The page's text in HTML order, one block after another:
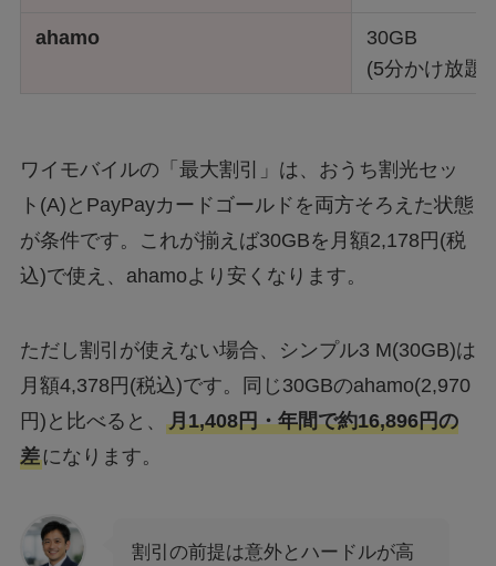
ahamo
30GB
(5分かけ放題
ワイモバイルの「最大割引」は、おうち割光セッ
ト(A)とPayPayカードゴールドを両方そろえた状態
が条件です。これが揃えば30GBを月額2,178円(税
込)で使え、ahamoより安くなります。
ただし割引が使えない場合、シンプル3 M(30GB)は
月額4,378円(税込)です。同じ30GBのahamo(2,970
円)と比べると、 月1,408円・年間で約16,896円の
差になります。
割引の前提は意外とハードルが高